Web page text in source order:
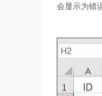
会显示为错